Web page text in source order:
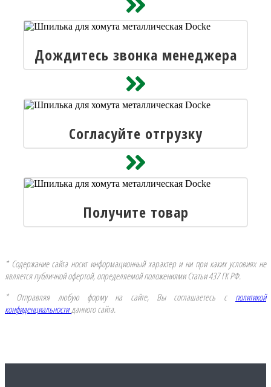
Дождитесь звонка менеджера
Согласуйте отгрузку
Получите товар
* Содержание сайта носит информационный характер и ни при каких условиях не
является публичной офертой, определяемой положениями Статьи 437 ГК РФ.
* Отправляя любую форму на сайте, Вы соглашаетесь с политикой
конфиденциальностиданного сайта.